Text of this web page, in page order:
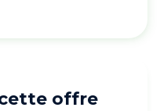
offre